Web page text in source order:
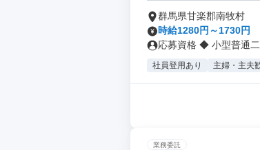
群馬県甘楽郡南牧村
時給1280円～1730円
応募資格 ◆ 小型普通
社員登用あり 主婦・主夫
業務委託